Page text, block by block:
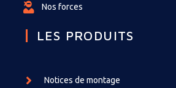
Nos forces
LES PRODUITS
Notices de montage